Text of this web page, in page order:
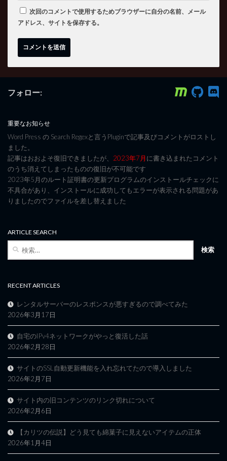
次回のコメントで使用するためブラウザーに自分の名前、メール
アドレス、サイトを保存する。
フォロー:
重要なお知らせ
Word Press の Search Regexと言うPluginで記事及びコメントがロストし
ました。
記事はおおよそ復旧できましたが、 2023年7月に書き込まれたコメント
のうち消えてしまったものの復旧が不可能です
2023年5月のルート証明書の更新プログラムのインストールチェックに
不具合があり、インストールに成功してもエラーが表示される問題があ
りましたのでファイルを差し替えました
ARTICLE SEARCH
RECENT ARTICLES
レンタルサーバーのレスポンスが悪すぎるので調べてみた
2026年3月17日
自宅のIPv4ネットワークがやっと復活した話
2026年2月28日
サイトのSSL自動更新機能を入れ忘れてたので導入しました
2026年2月7日
サイト内の旧コンテンツのリンク切れについて
2026年2月6日
【カリツの伝説】どう見ても綿菓子に見えないアイテムの正体
2026年1月4日